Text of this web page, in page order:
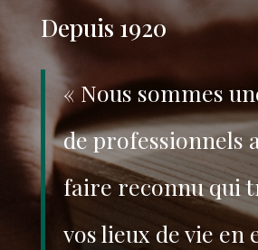
Depuis 1920
« Nous sommes
de professionnels
faire reconnu qui
vos lieux de vie en